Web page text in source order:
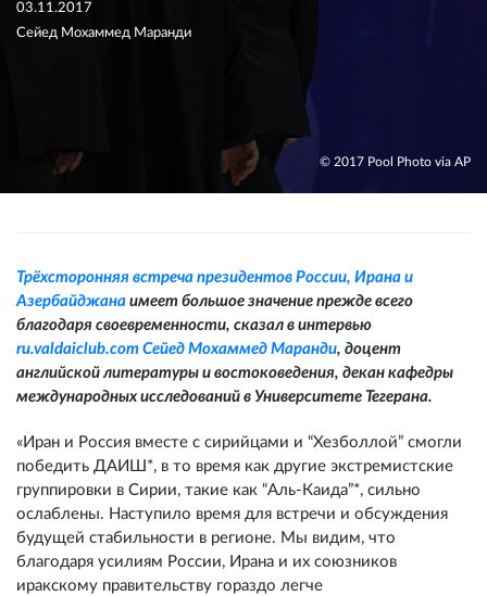
03.11.2017
Сейед Мохаммед Маранди
© 2017 Pool Photo via AP
Трёхсторонняя встреча президентов России, Ирана и
Азербайджана имеет большое значение прежде всего
благодаря своевременности, сказал в интервью
ru.valdaiclub.com Сейед Мохаммед Маранди, доцент
английской литературы и востоковедения, декан кафедры
международных исследований в Университете Тегерана.
«Иран и Россия вместе с сирийцами и “Хезболлой” смогли
победить ДАИШ*, в то время как другие экстремистские
группировки в Сирии, такие как “Аль-Каида”*, сильно
ослаблены. Наступило время для встречи и обсуждения
будущей стабильности в регионе. Мы видим, что
благодаря усилиям России, Ирана и их союзников
иракскому правительству гораздо легче